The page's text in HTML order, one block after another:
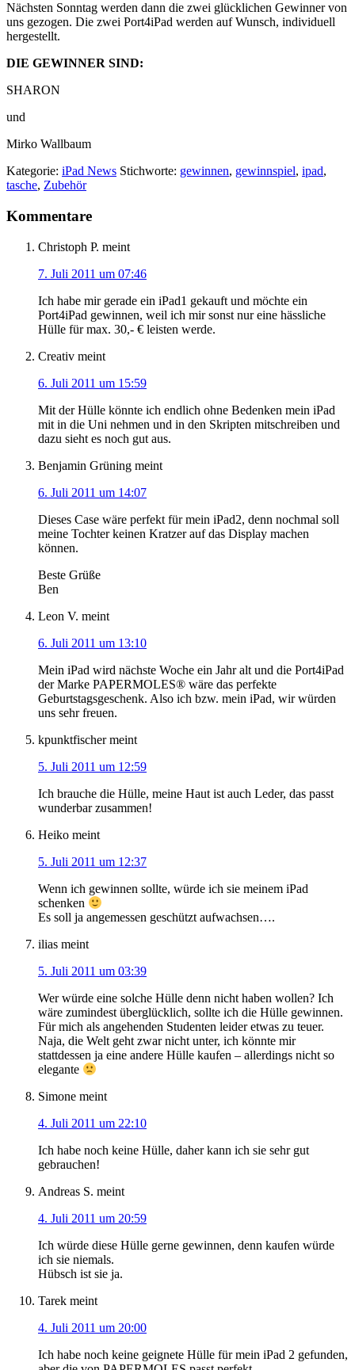
Nächsten Sonntag werden dann die zwei glücklichen Gewinner von
uns gezogen. Die zwei Port4iPad werden auf Wunsch, individuell
hergestellt.
DIE GEWINNER SIND:
SHARON
und
Mirko Wallbaum
Kategorie: iPad News Stichworte: gewinnen, gewinnspiel, ipad,
tasche, Zubehör
Leser-
Kommentare
Christoph P. meint
7. Juli 2011 um 07:46
Ich habe mir gerade ein iPad1 gekauft und möchte ein
Port4iPad gewinnen, weil ich mir sonst nur eine hässliche
Hülle für max. 30,- € leisten werde.
Creativ meint
6. Juli 2011 um 15:59
Mit der Hülle könnte ich endlich ohne Bedenken mein iPad
mit in die Uni nehmen und in den Skripten mitschreiben und
dazu sieht es noch gut aus.
Benjamin Grüning meint
6. Juli 2011 um 14:07
Dieses Case wäre perfekt für mein iPad2, denn nochmal soll
meine Tochter keinen Kratzer auf das Display machen
können.
Beste Grüße
Ben
Leon V. meint
6. Juli 2011 um 13:10
Mein iPad wird nächste Woche ein Jahr alt und die Port4iPad
der Marke PAPERMOLES® wäre das perfekte
Geburtstagsgeschenk. Also ich bzw. mein iPad, wir würden
uns sehr freuen.
kpunktfischer meint
5. Juli 2011 um 12:59
Ich brauche die Hülle, meine Haut ist auch Leder, das passt
wunderbar zusammen!
Heiko meint
5. Juli 2011 um 12:37
Wenn ich gewinnen sollte, würde ich sie meinem iPad
schenken
Es soll ja angemessen geschützt aufwachsen….
ilias meint
5. Juli 2011 um 03:39
Wer würde eine solche Hülle denn nicht haben wollen? Ich
wäre zumindest überglücklich, sollte ich die Hülle gewinnen.
Für mich als angehenden Studenten leider etwas zu teuer.
Naja, die Welt geht zwar nicht unter, ich könnte mir
stattdessen ja eine andere Hülle kaufen – allerdings nicht so
elegante
Simone meint
4. Juli 2011 um 22:10
Ich habe noch keine Hülle, daher kann ich sie sehr gut
gebrauchen!
Andreas S. meint
4. Juli 2011 um 20:59
Ich würde diese Hülle gerne gewinnen, denn kaufen würde
ich sie niemals.
Hübsch ist sie ja.
Tarek meint
4. Juli 2011 um 20:00
Ich habe noch keine geignete Hülle für mein iPad 2 gefunden,